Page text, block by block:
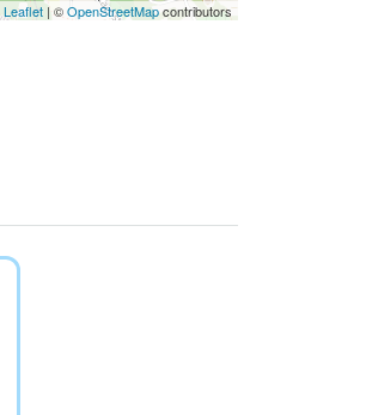
Leaflet| ©OpenStreetMapcontributors